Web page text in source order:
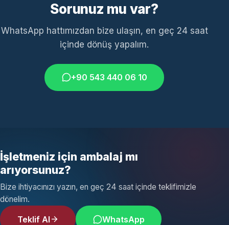
Sorunuz mu var?
WhatsApp hattımızdan bize ulaşın, en geç 24 saat
içinde dönüş yapalım.
+90 543 440 06 10
İşletmeniz için ambalaj mı
arıyorsunuz?
Bize ihtiyacınızı yazın, en geç 24 saat içinde teklifimizle
dönelim.
Teklif Al WhatsApp